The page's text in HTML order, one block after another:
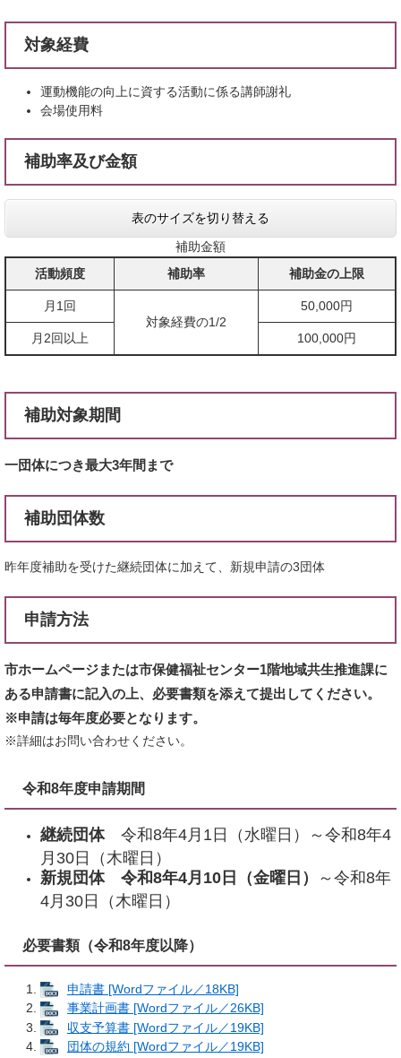
対象経費
運動機能の向上に資する活動に係る講師謝礼
会場使用料
補助率及び金額
表のサイズを切り替える
補助金額
活動頻度
補助率 補助金の上限
月1回
対象経費の1/2
50,000円
月2回以上 100,000円
補助対象期間
一団体につき最大3年間まで
補助団体数
昨年度補助を受けた継続団体に加えて、新規申請の3団体
申請方法
市ホームページまたは市保健福祉センター1階地域共生推進課に
ある申請書に記入の上、必要書類を添えて提出してください。
※申請は毎年度必要となります。
※詳細はお問い合わせください。
令和8年度申請期間
継続団体 令和8年4月1日（水曜日）～令和8年4
月30日（木曜日）
新規団体 令和8年4月10日（金曜日） ～令和8年
4月30日（木曜日）
必要書類（令和8年度以降）
申請書 [Wordファイル／18KB]
事業計画書 [Wordファイル／26KB]
収支予算書 [Wordファイル／19KB]
団体の規約 [Wordファイル／19KB]